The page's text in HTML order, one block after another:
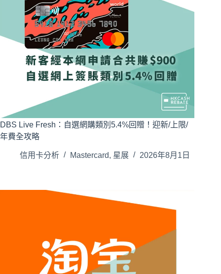
DBS Live Fresh：自選網購類別5.4%回贈！迎新/上限/
年費全攻略
信用卡分析 Mastercard, 星展 2026年8月1日